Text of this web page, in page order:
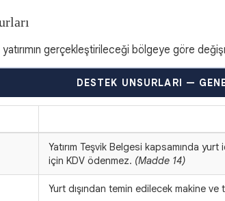
yatırımın gerçekleştirileceği bölgeye göre
DESTEK UNSURLARI —
Yatırım Teşvik Belgesi kapsamında
için KDV ödenmez. (Madde 14)
Yurt dışından temin edilecek makine